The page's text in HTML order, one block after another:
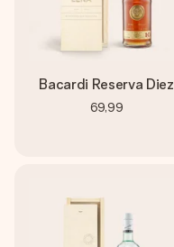
Bacardi Reserva Diez
69,99